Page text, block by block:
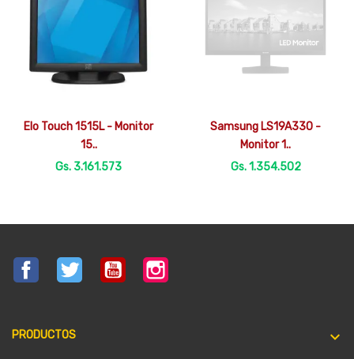
Vista rápida
Elo Touch 1515L - Monitor
15..
Gs. 3.161.573
Vista rápida
Samsung LS19A330 -
Monitor 1..
Gs. 1.354.502
FacebookTwitter YouTube
PRODUCTOS 